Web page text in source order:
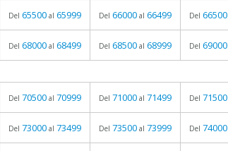
Del 65500 al 65999 Del 66000 al 66499 Del 66500
Del 68000 al 68499 Del 68500 al 68999 Del 69000
Del 70500 al 70999 Del 71000 al 71499 Del 71500
Del 73000 al 73499 Del 73500 al 73999 Del 74000